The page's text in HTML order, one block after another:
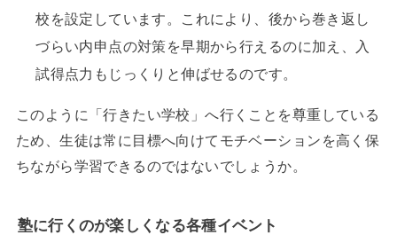
校を設定しています。これにより、後から巻き返し
づらい内申点の対策を早期から行えるのに加え、入
試得点力もじっくりと伸ばせるのです。
このように「行きたい学校」へ行くことを尊重している
ため、生徒は常に目標へ向けてモチベーションを高く保
ちながら学習できるのではないでしょうか。
塾に行くのが楽しくなる各種イベント